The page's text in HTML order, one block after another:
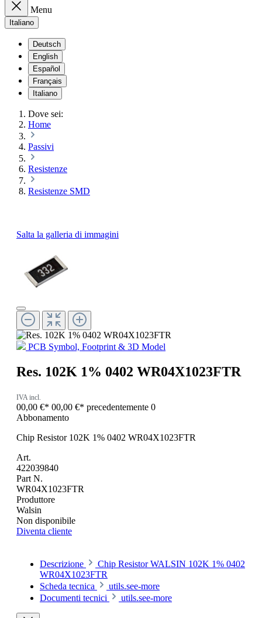
Menu
Italiano
Deutsch
English
Español
Français
Italiano
Dove sei:
Home
Passivi
Resistenze
Resistenze SMD
Salta la galleria di immagini
PCB Symbol, Footprint & 3D Model
Res. 102K 1% 0402 WR04X1023FTR
IVA incl.
00,00 €* 00,00 €* precedentemente 0
Abbonamento
Chip Resistor 102K 1% 0402 WR04X1023FTR
Art.
422039840
Part N.
WR04X1023FTR
Produttore
Walsin
Non disponibile
Diventa cliente
Descrizione
Chip Resistor WALSIN 102K 1% 0402
WR04X1023FTR
Scheda tecnica
utils.see-more
Documenti tecnici
utils.see-more